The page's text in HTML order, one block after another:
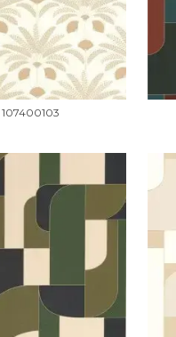
107400103